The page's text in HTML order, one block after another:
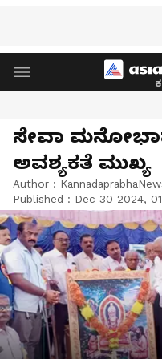
ಸೇವಾ
ಅವಶ್ಯಕತೆ ಮುಖ್ಯ
Author :
Published : Dec 30 2024,